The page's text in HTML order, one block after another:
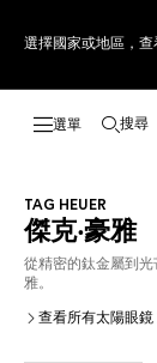
選擇國家或地區，查
開啟
搜尋